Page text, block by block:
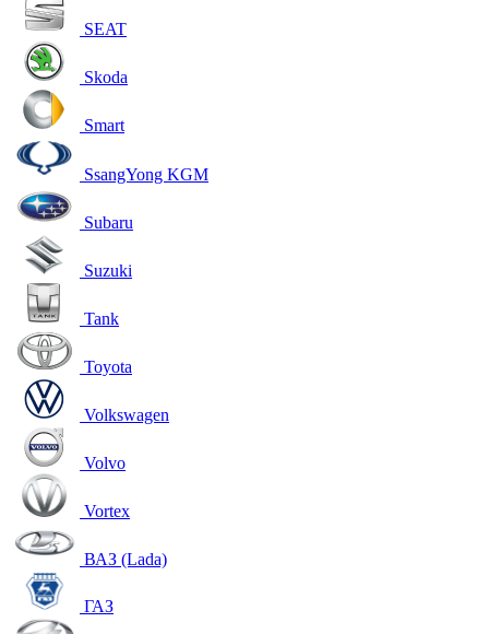
SEAT
Skoda
Smart
SsangYong KGM
Subaru
Suzuki
Tank
Toyota
Volkswagen
Volvo
Vortex
ВАЗ (Lada)
ГАЗ